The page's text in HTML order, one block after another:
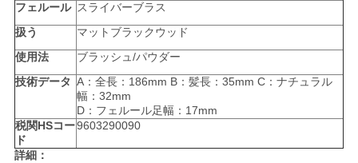
フェルール スライバーブラス
扱う
マットブラックウッド
使用法
ブラッシュ/パウダー
技術データ A：全長：186mm B：髪長：35mm C：ナチュラル
幅：32mm
D：フェルール足幅：17mm
税関HSコー
ド
9603290090
詳細：